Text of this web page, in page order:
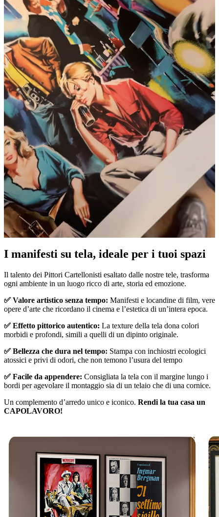
I manifesti su tela, ideale per i tuoi spazi
Il talento dei Pittori Cartellonisti esaltato dalle nostre tele, trasforma
ogni ambiente in un luogo ricco di arte, storia ed emozione.
✅ Valore artistico senza tempo: Manifesti e locandine di film, vere
opere d’arte che ricordano il cinema e l’estetica di un’intera epoca.
✅ Effetto pittorico autentico: La texture della tela dona colori
morbidi e profondi, simili a quelli di un dipinto originale.
✅ Bellezza che dura nel tempo: Stampa con inchiostri ecologici
atossici e privi di odori, che non temono l’usura del tempo
✅ Facile da appendere: Consigliata la tela con il margine lungo i
bordi per agevolare il montaggio sia di un telaio che di una cornice.
Un complemento d’arredo unico e iconico. Rendi la tua casa un
CAPOLAVORO!